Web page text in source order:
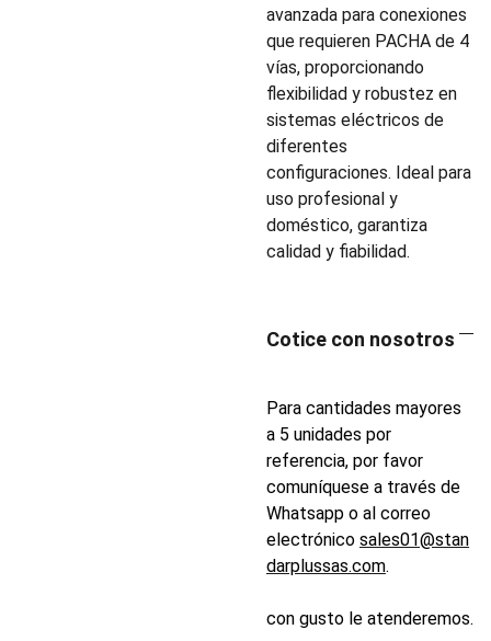
avanzada para conexiones
que requieren PACHA de 4
vías, proporcionando
flexibilidad y robustez en
sistemas eléctricos de
diferentes
configuraciones. Ideal para
uso profesional y
doméstico, garantiza
calidad y fiabilidad.
Cotice con nosotros
Para cantidades mayores
a 5 unidades por
referencia, por favor
comuníquese a través de
Whatsapp o al correo
electrónico sales01@stan
darplussas.com.
con gusto le atenderemos.